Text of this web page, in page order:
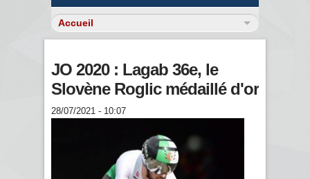
JO 2020 : Lagab 36e, le
Slovène Roglic médaillé d'or
28/07/2021 - 10:07